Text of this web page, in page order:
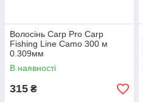
Волосінь Carp Pro Carp
Fishing Line Camo 300 м
0.309мм
В наявності
315 ₴